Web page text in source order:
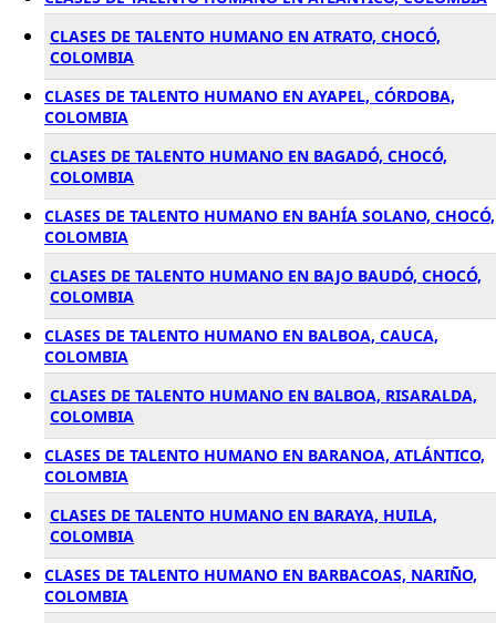
CLASES DE TALENTO HUMANO EN ATRATO, CHOCÓ,
COLOMBIA
CLASES DE TALENTO HUMANO EN AYAPEL, CÓRDOBA,
COLOMBIA
CLASES DE TALENTO HUMANO EN BAGADÓ, CHOCÓ,
COLOMBIA
CLASES DE TALENTO HUMANO EN BAHÍA SOLANO, CHOCÓ,
COLOMBIA
CLASES DE TALENTO HUMANO EN BAJO BAUDÓ, CHOCÓ,
COLOMBIA
CLASES DE TALENTO HUMANO EN BALBOA, CAUCA,
COLOMBIA
CLASES DE TALENTO HUMANO EN BALBOA, RISARALDA,
COLOMBIA
CLASES DE TALENTO HUMANO EN BARANOA, ATLÁNTICO,
COLOMBIA
CLASES DE TALENTO HUMANO EN BARAYA, HUILA,
COLOMBIA
CLASES DE TALENTO HUMANO EN BARBACOAS, NARIÑO,
COLOMBIA